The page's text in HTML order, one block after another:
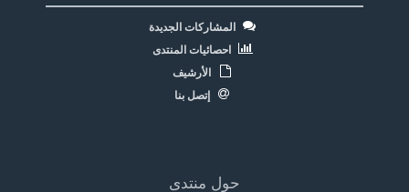
المشاركات الجديدة
احصائيات المنتدى
الأرشيف
إتصل بنا
حول منتدى